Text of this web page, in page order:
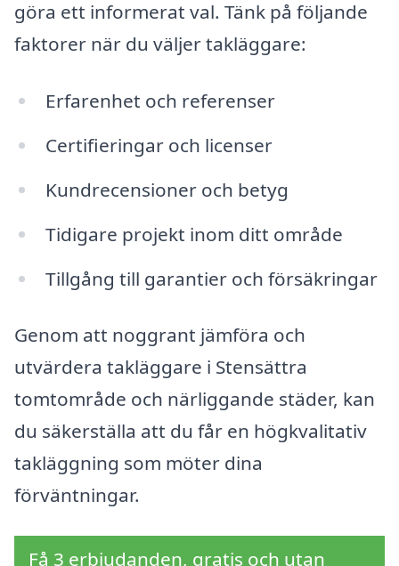
göra ett informerat val. Tänk på följande
faktorer när du väljer takläggare:
Erfarenhet och referenser
Certifieringar och licenser
Kundrecensioner och betyg
Tidigare projekt inom ditt område
Tillgång till garantier och försäkringar
Genom att noggrant jämföra och
utvärdera takläggare i Stensättra
tomtområde och närliggande städer, kan
du säkerställa att du får en högkvalitativ
takläggning som möter dina
förväntningar.
Få 3 erbjudanden, gratis och utan